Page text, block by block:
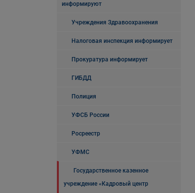
информируют
Учреждения Здравоохранения
Налоговая инспекция информирует
Прокуратура информирует
ГИБДД
Полиция
УФСБ России
Росреестр
УФМС
Государственное казенное
учреждение «Кадровый центр